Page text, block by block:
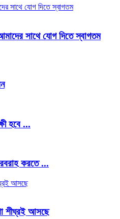
সাথে যোগ দিতে স্বাগতম
হবে ...
করতে ...
শীঘ্রই আসছে